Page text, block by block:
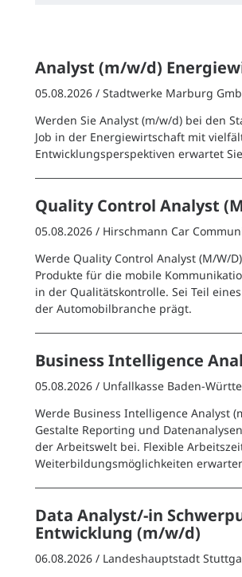
Analyst (m/w/d)
05.08.2026 /Stadtwerke Marburg
Werden Sie Analyst (m/w/d) bei den
Job in der Energiewirtschaft mit
Entwicklungsperspektiven erwartet
Quality Control Analyst
05.08.2026 / Hirschmann Car
Werde Quality Control Analyst (M/W/
Produkte für die mobile
in der Qualitätskontrolle. Sei Teil
der Automobilbranche prägt.
Business Intelligence
05.08.2026 / Unfallkasse Baden-
Werde Business Intelligence Analyst
Gestalte Reporting und
der Arbeitswelt bei. Flexible
Weiterbildungsmöglichkeiten
Data Analyst/-in
Entwicklung (m/w/d)
06.08.2026 / Landeshauptstadt